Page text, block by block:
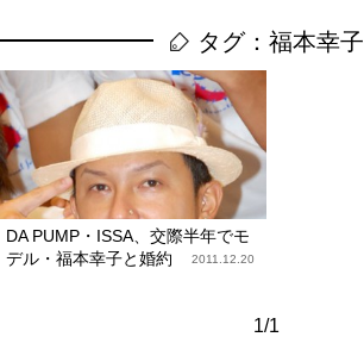
タグ：福本幸子
DA PUMP・ISSA、交際半年でモ
デル・福本幸子と婚約
2011.12.20
1/1